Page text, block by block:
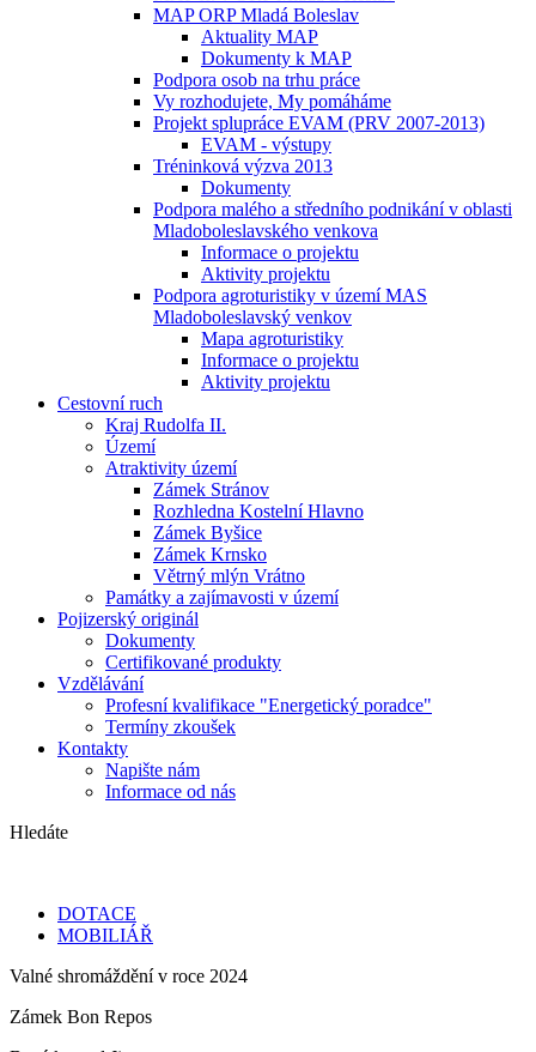
MAP ORP Mladá Boleslav
Aktuality MAP
Dokumenty k MAP
Podpora osob na trhu práce
Vy rozhodujete, My pomáháme
Projekt splupráce EVAM (PRV 2007-2013)
EVAM - výstupy
Tréninková výzva 2013
Dokumenty
Podpora malého a středního podnikání v oblasti
Mladoboleslavského venkova
Informace o projektu
Aktivity projektu
Podpora agroturistiky v území MAS
Mladoboleslavský venkov
Mapa agroturistiky
Informace o projektu
Aktivity projektu
Cestovní ruch
Kraj Rudolfa II.
Území
Atraktivity území
Zámek Stránov
Rozhledna Kostelní Hlavno
Zámek Byšice
Zámek Krnsko
Větrný mlýn Vrátno
Památky a zajímavosti v území
Pojizerský originál
Dokumenty
Certifikované produkty
Vzdělávání
Profesní kvalifikace "Energetický poradce"
Termíny zkoušek
Kontakty
Napište nám
Informace od nás
Hledáte
DOTACE
MOBILIÁŘ
Valné shromáždění v roce 2024
Zámek Bon Repos